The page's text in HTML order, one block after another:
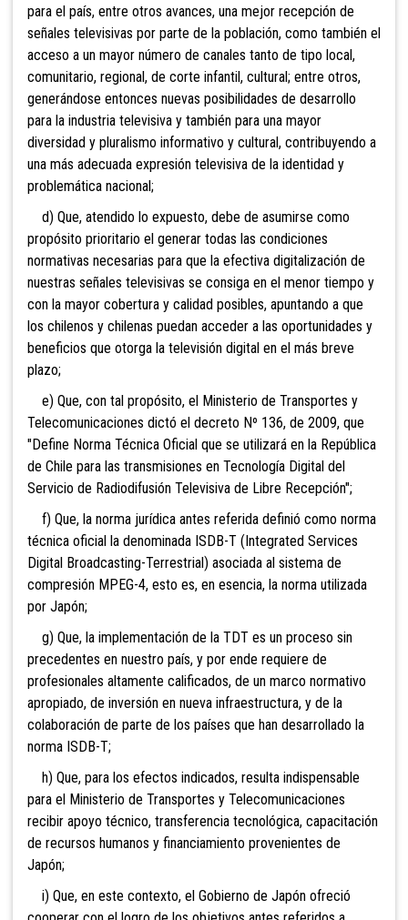
para el país, entre otros avances, una mejor recepción de
señales televisivas por parte de la población, como también el
acceso a un mayor número de canales tanto de tipo local,
comunitario, regional, de corte infantil, cultural; entre otros,
generándose entonces nuevas posibilidades de desarrollo
para la industria televisiva y también para una mayor
diversidad y pluralismo informativo y cultural, contribuyendo a
una más adecuada expresión televisiva de la identidad y
problemática nacional;
d) Que, atendido lo expuesto, debe de asumirse como
propósito prioritario el generar todas las condiciones
normativas necesarias para que la efectiva digitalización de
nuestras señales televisivas se consiga en el menor tiempo y
con la mayor cobertura y calidad posibles, apuntando a que
los chilenos y chilenas puedan acceder a las oportunidades y
beneficios que otorga la televisión digital en el más breve
plazo;
e) Que, con tal propósito, el Ministerio de Transportes y
Telecomunicaciones dictó el decreto Nº 136, de 2009, que
"Define Norma Técnica Oficial que se utilizará en la República
de Chile para las transmisiones en Tecnología Digital del
Servicio de Radiodifusión Televisiva de Libre Recepción";
f) Que, la norma jurídica antes referida definió como norma
técnica oficial la denominada ISDB-T (Integrated Services
Digital Broadcasting-Terrestrial) asociada al sistema de
compresión MPEG-4, esto es, en esencia, la norma utilizada
por Japón;
g) Que, la implementación de la TDT es un proceso sin
precedentes en nuestro país, y por ende requiere de
profesionales altamente calificados, de un marco normativo
apropiado, de inversión en nueva infraestructura, y de la
colaboración de parte de los países que han desarrollado la
norma ISDB-T;
h) Que, para los efectos indicados, resulta indispensable
para el Ministerio de Transportes y Telecomunicaciones
recibir apoyo técnico, transferencia tecnológica, capacitación
de recursos humanos y financiamiento provenientes de
Japón;
i) Que, en este contexto, el Gobierno de Japón ofreció